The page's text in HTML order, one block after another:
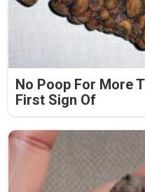
No Poop For More
First Sign Of